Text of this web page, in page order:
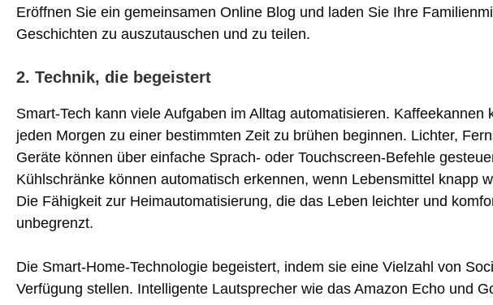
Eröffnen Sie ein gemeinsamen Online Blog und laden Sie Ihre
Geschichten zu auszutauschen und zu teilen.
2. Technik, die begeistert
Smart-Tech kann viele Aufgaben im Alltag automatisieren.
jeden Morgen zu einer bestimmten Zeit zu brühen beginnen. Lichter,
Geräte können über einfache Sprach- oder Touchscreen-Befehle
Kühlschränke können automatisch erkennen, wenn Lebensmittel knapp
Die Fähigkeit zur Heimautomatisierung, die das Leben leichter und
unbegrenzt.
Die Smart-Home-Technologie begeistert, indem sie eine Vielzahl von
Verfügung stellen. Intelligente Lautsprecher wie das Amazon Echo und